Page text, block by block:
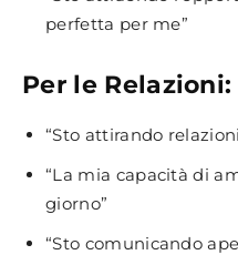
perfetta per me”
Per le Relazioni:
“Sto attirando
“La mia capacità di
giorno”
“Sto comunicando